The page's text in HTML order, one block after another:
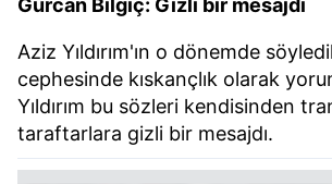
Gürcan Bilgiç: Gizli bir mesajdı
Aziz Yıldırım'ın o dönemde
cephesinde kıskançlık olarak
Yıldırım bu sözleri kendisinden
taraftarlara gizli bir mesajdı.